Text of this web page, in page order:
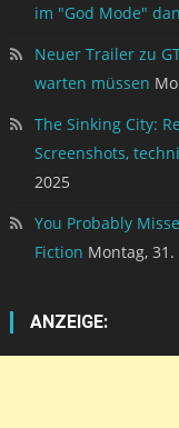
im "God Mode"
Neuer Trailer zu
warten müssen
The Sinking City:
Screenshots,
2025
You Probably
Fiction Montag,
ANZEIGE: